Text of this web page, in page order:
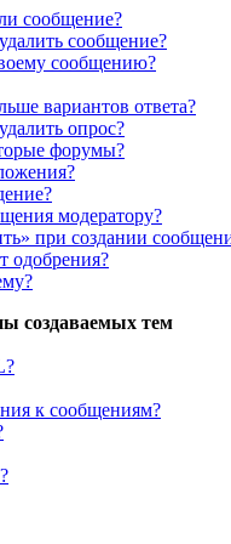
сообщение?
сообщение?
сообщению?
вариантов ответа?
опрос?
форумы?
модератору?
при создании
одобрения?
создаваемых тем
к сообщениям?